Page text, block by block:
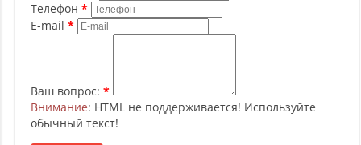
Телефон
E-mail
Ваш вопрос:
Внимание: HTML не поддерживается! Используйте
обычный текст!